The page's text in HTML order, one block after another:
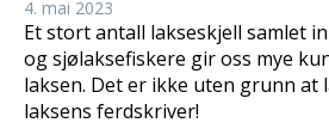
4. mai 2023
Et stort antall lakseskjell samlet
og sjølaksefiskere gir oss mye
laksen. Det er ikke uten grunn at
laksens ferdskriver!